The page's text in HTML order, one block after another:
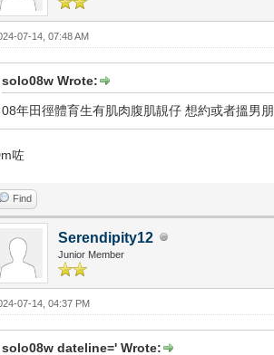
07-14, 07:48 AM
solo08w Wrote:
08年田徑體育生有肌肉腹肌靚仔 想約或者搵男
咗
Find
Serendipity12
Junior Member
07-14, 04:37 PM
solo08w dateline=' Wrote: